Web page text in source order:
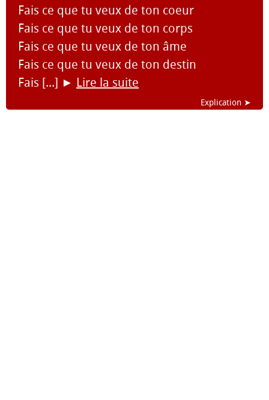
Fais ce que tu veux de ton coeur
Fais ce que tu veux de ton corps
Fais ce que tu veux de ton âme
Fais ce que tu veux de ton destin
Fais [...] ► Lire la suite
Explication ➤